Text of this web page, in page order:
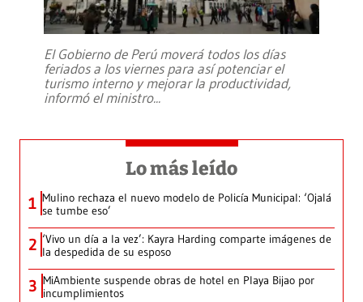
El Gobierno de Perú moverá todos los días
feriados a los viernes para así potenciar el
turismo interno y mejorar la productividad,
informó el ministro...
Lo más leído
1 Mulino rechaza el nuevo modelo de Policía Municipal: ‘Ojalá
se tumbe eso’
2 ‘Vivo un día a la vez’: Kayra Harding comparte imágenes de
la despedida de su esposo
3 MiAmbiente suspende obras de hotel en Playa Bijao por
incumplimientos